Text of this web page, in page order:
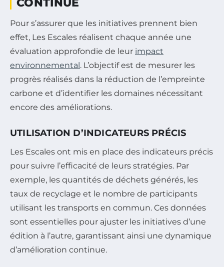
Pour s’assurer que les initiatives prennent bien
effet, Les Escales réalisent chaque année une
évaluation approfondie de leur impact
environnemental. L’objectif est de mesurer les
progrès réalisés dans la réduction de l’empreinte
carbone et d’identifier les domaines nécessitant
encore des améliorations.
UTILISATION D’INDICATEURS PRÉCIS
Les Escales ont mis en place des indicateurs précis
pour suivre l’efficacité de leurs stratégies. Par
exemple, les quantités de déchets générés, les
taux de recyclage et le nombre de participants
utilisant les transports en commun. Ces données
sont essentielles pour ajuster les initiatives d’une
édition à l’autre, garantissant ainsi une dynamique
d’amélioration continue.